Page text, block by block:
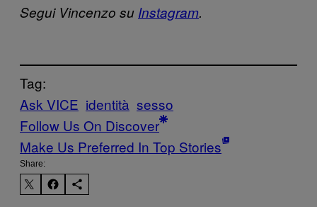
Segui Vincenzo su Instagram.
Tag:
Ask VICE identità sesso
Follow Us On Discover
Make Us Preferred In Top Stories
Share: